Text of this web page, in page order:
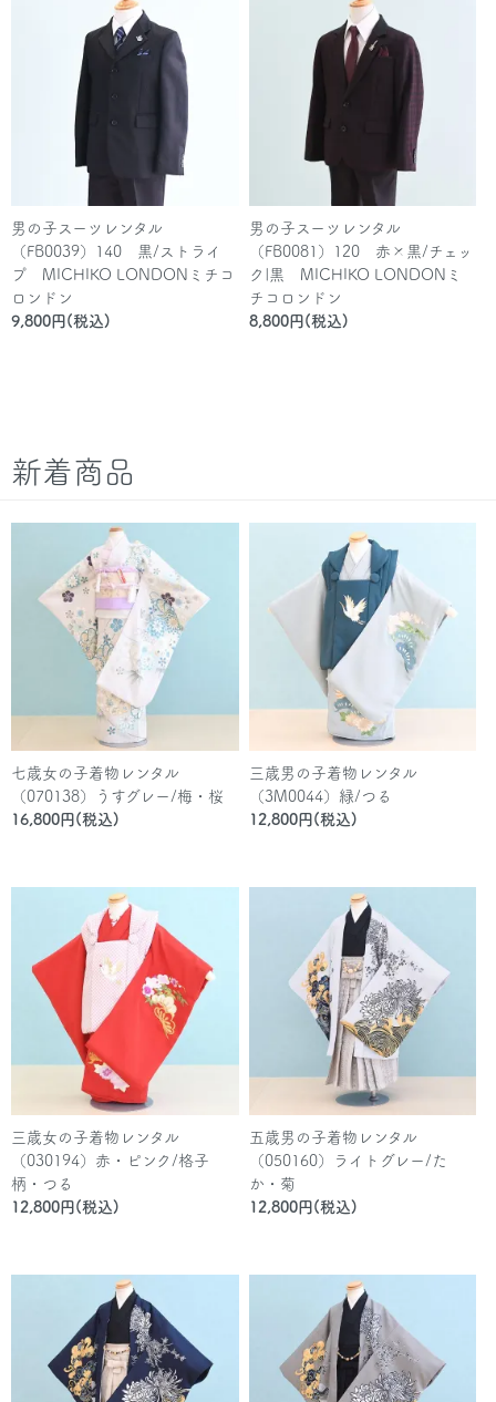
男の子スーツレンタル
（FB0039）140 黒/ストライ
プ MICHIKO LONDONミチコ
ロンドン
9,800円(税込)
男の子スーツレンタル
（FB0081）120 赤×黒/チェッ
ク|黒 MICHIKO LONDONミ
チコロンドン
8,800円(税込)
新着商品
七歳女の子着物レンタル
（070138）うすグレー/梅・桜
16,800円(税込)
三歳男の子着物レンタル
（3M0044）緑/つる
12,800円(税込)
三歳女の子着物レンタル
（030194）赤・ピンク/格子
柄・つる
12,800円(税込)
五歳男の子着物レンタル
（050160）ライトグレー/た
か・菊
12,800円(税込)